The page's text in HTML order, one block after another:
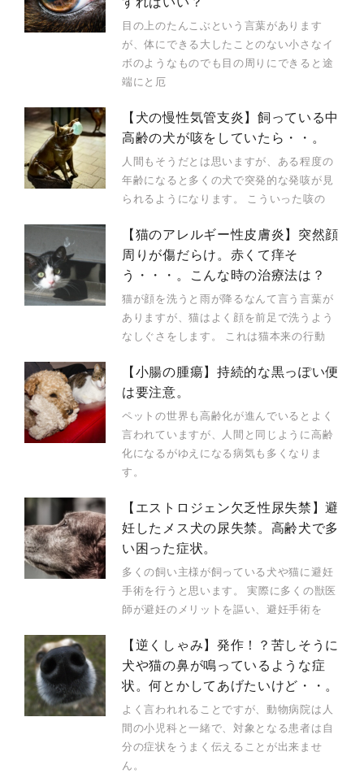
目の上のたんこぶという言葉があります
が、体にできる大したことのない小さなイ
ボのようなものでも目の周りにできると途
端にと厄
【犬の慢性気管支炎】飼っている中
高齢の犬が咳をしていたら・・。
人間もそうだとは思いますが、ある程度の
年齢になると多くの犬で突発的な発咳が見
られるようになります。 こういった咳の
【猫のアレルギー性皮膚炎】突然顔
周りが傷だらけ。赤くて痒そ
う・・・。こんな時の治療法は？
猫が顔を洗うと雨が降るなんて言う言葉が
ありますが、猫はよく顔を前足で洗うよう
なしぐさをします。 これは猫本来の行動
【小腸の腫瘍】持続的な黒っぽい便
は要注意。
ペットの世界も高齢化が進んでいるとよく
言われていますが、人間と同じように高齢
化になるがゆえになる病気も多くなりま
す。
【エストロジェン欠乏性尿失禁】避
妊したメス犬の尿失禁。高齢犬で多
い困った症状。
多くの飼い主様が飼っている犬や猫に避妊
手術を行うと思います。 実際に多くの獣医
師が避妊のメリットを謳い、避妊手術を
【逆くしゃみ】発作！？苦しそうに
犬や猫の鼻が鳴っているような症
状。何とかしてあげたいけど・・。
よく言われれることですが、動物病院は人
間の小児科と一緒で、対象となる患者は自
分の症状をうまく伝えることが出来ませ
ん。